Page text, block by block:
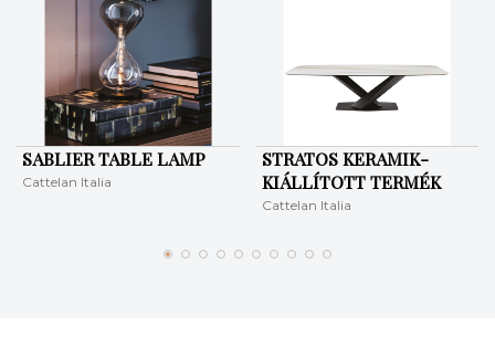
SABLIER TABLE LAMP
Cattelan Italia
STRATOS KERAMIK-
KIÁLLÍTOTT TERMÉK
Cattelan Italia